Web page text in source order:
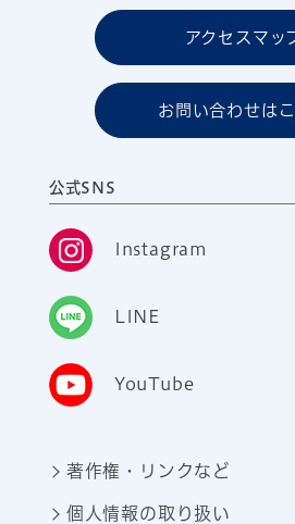
アクセスマッ
お問い合わせは
公式SNS
Instagram
LINE
YouTube
著作権・リンクなど
個人情報の取り扱い